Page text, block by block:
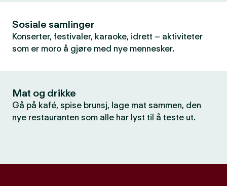
Sosiale samlinger
Konserter, festivaler, karaoke, idrett – aktiviteter
som er moro å gjøre med nye mennesker.
Mat og drikke
Gå på kafé, spise brunsj, lage mat sammen, den
nye restauranten som alle har lyst til å teste ut.